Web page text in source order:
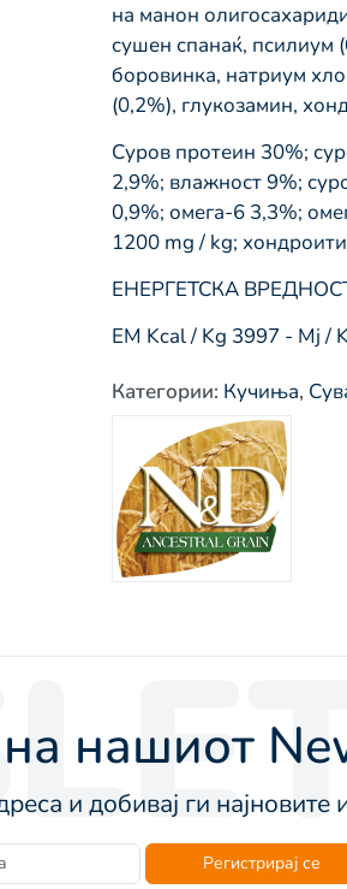
на манон
сушен спанаќ, псилиум
боровинка, натриум
(0,2%), глукозамин,
Суров протеин 30%;
2,9%; влажност 9%;
0,9%; омега-6 3,3%;
1200 mg / kg;
ЕНЕРГЕТСКА
ЕМ Kcal / Kg 3997 - Mj /
Категории: Кучиња,
нашиот
и добивај ги
Регистрирај се